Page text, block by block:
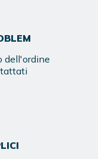
dell'ordine